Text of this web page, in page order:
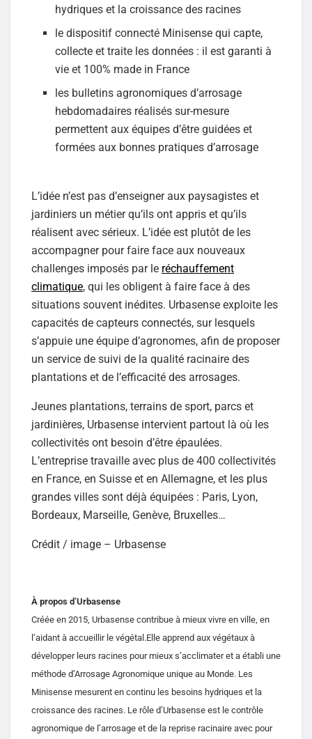
hydriques et la croissance des racines
le dispositif connecté Minisense qui capte,
collecte et traite les données : il est garanti à
vie et 100% made in France
les bulletins agronomiques d’arrosage
hebdomadaires réalisés sur-mesure
permettent aux équipes d’être guidées et
formées aux bonnes pratiques d’arrosage
L’idée n’est pas d’enseigner aux paysagistes et
jardiniers un métier qu’ils ont appris et qu’ils
réalisent avec sérieux. L’idée est plutôt de les
accompagner pour faire face aux nouveaux
challenges imposés par le réchauffement
climatique, qui les obligent à faire face à des
situations souvent inédites. Urbasense exploite les
capacités de capteurs connectés, sur lesquels
s’appuie une équipe d’agronomes, afin de proposer
un service de suivi de la qualité racinaire des
plantations et de l’efficacité des arrosages.
Jeunes plantations, terrains de sport, parcs et
jardinières, Urbasense intervient partout là où les
collectivités ont besoin d’être épaulées.
L’entreprise travaille avec plus de 400 collectivités
en France, en Suisse et en Allemagne, et les plus
grandes villes sont déjà équipées : Paris, Lyon,
Bordeaux, Marseille, Genève, Bruxelles…
Crédit / image – Urbasense
À propos d’Urbasense
Créée en 2015, Urbasense contribue à mieux vivre en ville, en
l’aidant à accueillir le végétal.Elle apprend aux végétaux à
développer leurs racines pour mieux s’acclimater et a établi une
méthode d’Arrosage Agronomique unique au Monde. Les
Minisense mesurent en continu les besoins hydriques et la
croissance des racines. Le rôle d’Urbasense est le contrôle
agronomique de l’arrosage et de la reprise racinaire avec pour